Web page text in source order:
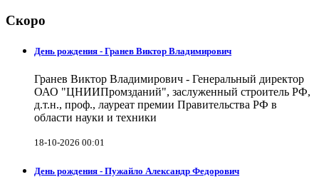
Скоро
День рождения - Гранев Виктор Владимирович
Гранев Виктор Владимирович - Генеральный директор
ОАО "ЦНИИПромзданий", заслуженный строитель РФ,
д.т.н., проф., лауреат премии Правительства РФ в
области науки и техники
18-10-2026 00:01
День рождения - Пужайло Александр Федорович